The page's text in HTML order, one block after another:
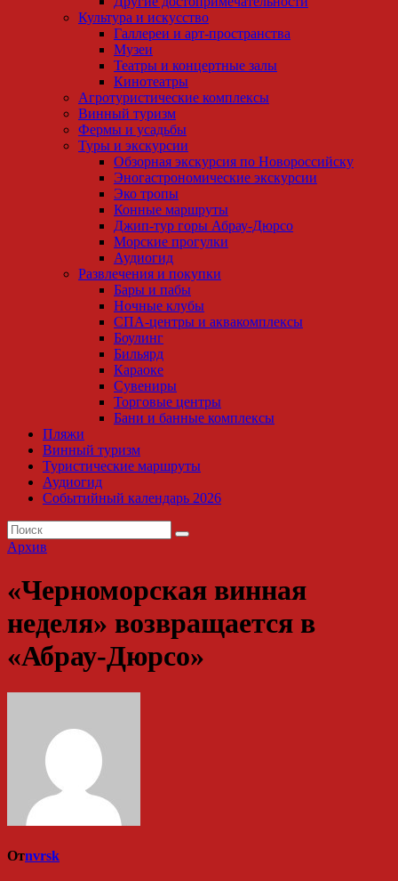
Культура и искусство
Галлереи и арт-пространства
Музеи
Театры и концертные залы
Кинотеатры
Агротуристические комплексы
Винный туризм
Фермы и усадьбы
Туры и экскурсии
Обзорная экскурсия по Новороссийску
Эногастрономические экскурсии
Эко тропы
Конные маршруты
Джип-тур горы Абрау-Дюрсо
Морские прогулки
Аудиогид
Развлечения и покупки
Бары и пабы
Ночные клубы
СПА-центры и аквакомплексы
Боулинг
Бильярд
Караоке
Сувениры
Торговые центры
Бани и банные комплексы
Пляжи
Винный туризм
Туристические маршруты
Аудиогид
Событийный календарь 2026
Архив
«Черноморская винная
неделя» возвращается в
«Абрау-Дюрсо»
Отnvrsk